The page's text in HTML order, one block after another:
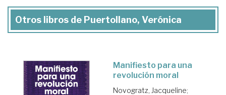
Otros libros de Puertollano, Verónica
Manifiesto para una
revolución moral
Novogratz, Jacqueline;